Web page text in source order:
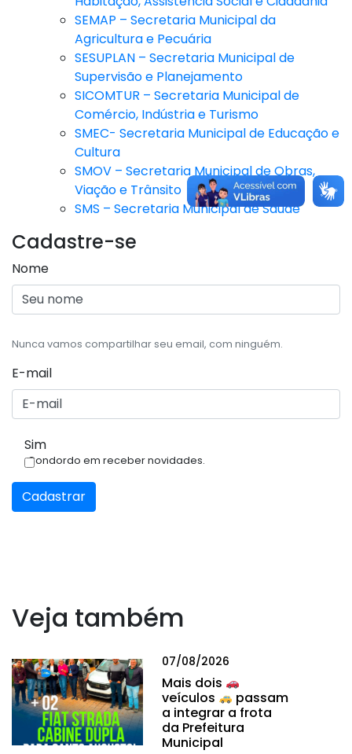
SEMAP – Secretaria Municipal da
Agricultura e Pecuária
SESUPLAN – Secretaria Municipal de
Supervisão e Planejamento
SICOMTUR – Secretaria Municipal de
Comércio, Indústria e Turismo
SMEC- Secretaria Municipal de Educação e
Cultura
SMOV – Secretaria Municipal de Obras,
Viação e Trânsito
SMS – Secretaria Municipal de Saúde
Cadastre-se
Nome
Nunca vamos compartilhar seu email, com ninguém.
E-mail
Sim
Condordo em receber novidades.
Cadastrar
Veja também
07/08/2026
Mais dois
veículos
passam
a integrar a frota
da Prefeitura
Municipal